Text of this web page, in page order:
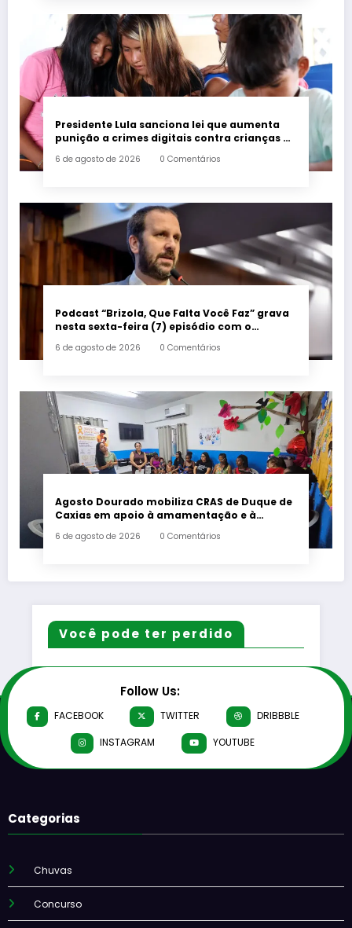
Presidente Lula sanciona lei que aumenta
punição a crimes digitais contra crianças é
6 de agosto de 2026 0 Comentários
Podcast “Brizola, Que Falta Você Faz” grava
nesta sexta-feira (7) episódio com o
6 de agosto de 2026 0 Comentários
Agosto Dourado mobiliza CRAS de Duque de
Caxias em apoio à amamentação e à
6 de agosto de 2026 0 Comentários
Você pode ter perdido
Follow Us:
FACEBOOK TWITTER
DRIBBBLE
INSTAGRAM
YOUTUBE
Categorias
Chuvas
Concurso